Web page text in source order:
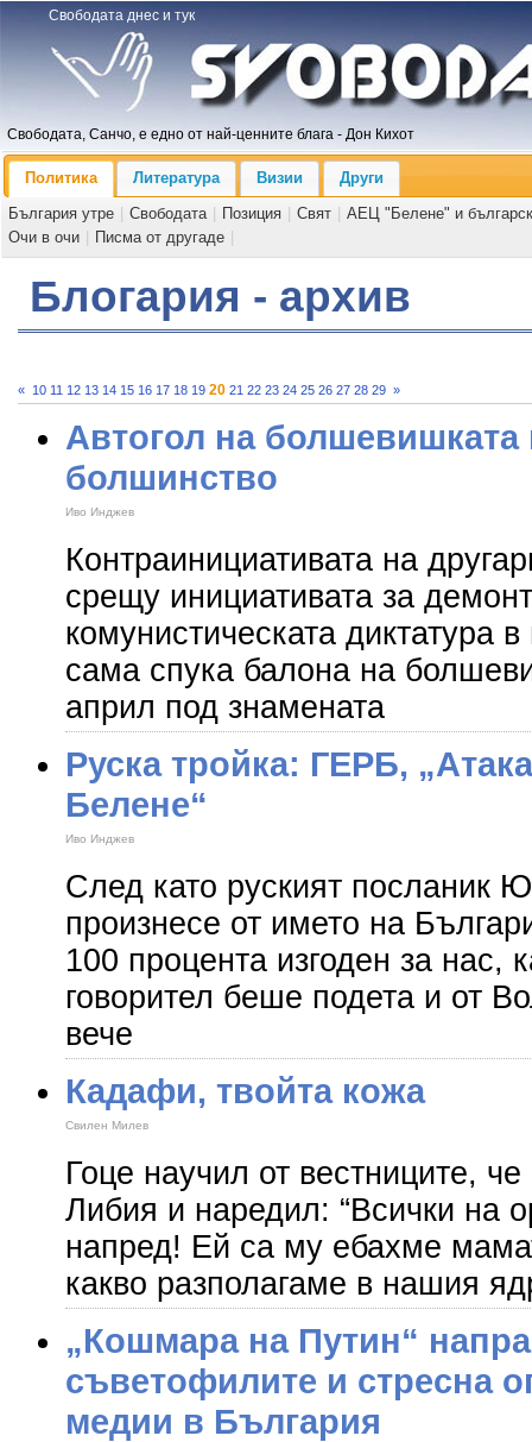
Свободата днес и тук
Свободата, Санчо, е едно от най-ценните блага - Дон Кихот
Политика Литература Визии
Други
България утре
Свободата Позиция Свят
АЕЦ "Белене" и
Очи в очи
Писма от другаде
Блогария - архив
« 10 11 12 13 14 15 16 17 18 19 20 21 22 23 24 25 26 27 28 29 »
Автогол на болшевишката
болшинство
Иво Инджев
Контраинициативата на
срещу инициативата за
комунистическата диктатура
сама спука балона на
април под знамената
Руска тройка: ГЕРБ,
Белене“
Иво Инджев
След като руският посланик
произнесе от името на
100 процента изгоден за нас,
говорител беше подета и от
вече
Кадафи, твойта кожа
Свилен Милев
Гоце научил от вестниците,
Либия и наредил: “Всички на
напред! Ей са му ебахме
какво разполагаме в нашия
„Кошмара на Путин“
съветофилите и стресна
медии в България